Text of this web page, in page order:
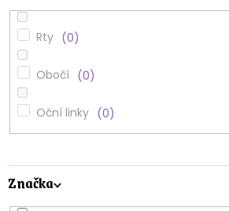
Rty 0
Obočí 0
Oční linky 0
Značka